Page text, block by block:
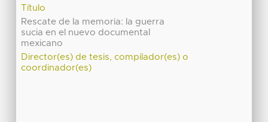
Título
Rescate de la memoria: la guerra
sucia en el nuevo documental
mexicano
Director(es) de tesis, compilador(es) o
coordinador(es)